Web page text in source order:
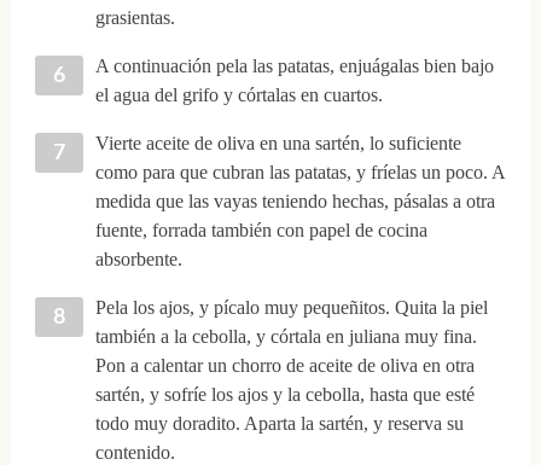
grasientas.
A continuación pela las patatas, enjuágalas bien bajo
el agua del grifo y córtalas en cuartos.
Vierte aceite de oliva en una sartén, lo suficiente
como para que cubran las patatas, y fríelas un poco. A
medida que las vayas teniendo hechas, pásalas a otra
fuente, forrada también con papel de cocina
absorbente.
Pela los ajos, y pícalo muy pequeñitos. Quita la piel
también a la cebolla, y córtala en juliana muy fina.
Pon a calentar un chorro de aceite de oliva en otra
sartén, y sofríe los ajos y la cebolla, hasta que esté
todo muy doradito. Aparta la sartén, y reserva su
contenido.